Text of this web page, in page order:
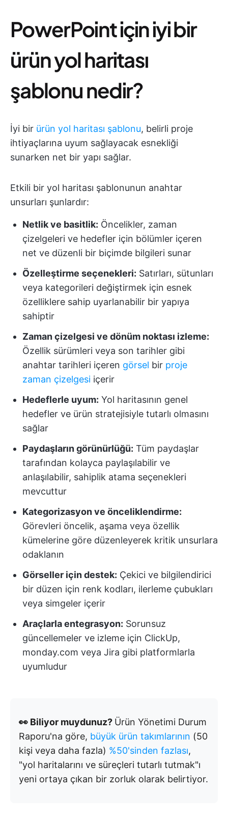
PowerPoint için iyi bir
ürün yol haritası
şablonu nedir?
İyi bir ürün yol haritası şablonu, belirli proje
ihtiyaçlarına uyum sağlayacak esnekliği
sunarken net bir yapı sağlar.
Etkili bir yol haritası şablonunun anahtar
unsurları şunlardır:
Netlik ve basitlik: Öncelikler, zaman
çizelgeleri ve hedefler için bölümler içeren
net ve düzenli bir biçimde bilgileri sunar
Özelleştirme seçenekleri: Satırları, sütunları
veya kategorileri değiştirmek için esnek
özelliklere sahip uyarlanabilir bir yapıya
sahiptir
Zaman çizelgesi ve dönüm noktası izleme:
Özellik sürümleri veya son tarihler gibi
anahtar tarihleri içeren görsel bir proje
zaman çizelgesi içerir
Hedeflerle uyum: Yol haritasının genel
hedefler ve ürün stratejisiyle tutarlı olmasını
sağlar
Paydaşların görünürlüğü: Tüm paydaşlar
tarafından kolayca paylaşılabilir ve
anlaşılabilir, sahiplik atama seçenekleri
mevcuttur
Kategorizasyon ve önceliklendirme:
Görevleri öncelik, aşama veya özellik
kümelerine göre düzenleyerek kritik unsurlara
odaklanın
Görseller için destek: Çekici ve bilgilendirici
bir düzen için renk kodları, ilerleme çubukları
veya simgeler içerir
Araçlarla entegrasyon: Sorunsuz
güncellemeler ve izleme için ClickUp,
monday.com veya Jira gibi platformlarla
uyumludur
👀 Biliyor muydunuz? Ürün Yönetimi Durum
Raporu'na göre, büyük ürün takımlarının (50
kişi veya daha fazla) %50'sinden fazlası,
"yol haritalarını ve süreçleri tutarlı tutmak"ı
yeni ortaya çıkan bir zorluk olarak belirtiyor.